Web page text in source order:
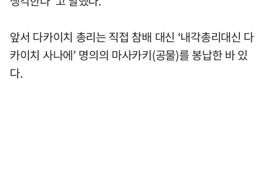
앞서 다카이치 총리는 직접 참배 대신 ‘내각총리대신 다
카이치 사나에’ 명의의 마사카키(공물)를 봉납한 바 있
다.